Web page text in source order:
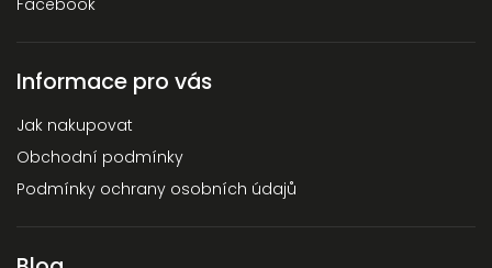
Informace pro vás
Jak nakupovat
Obchodní podmínky
Podmínky ochrany osobních údajů